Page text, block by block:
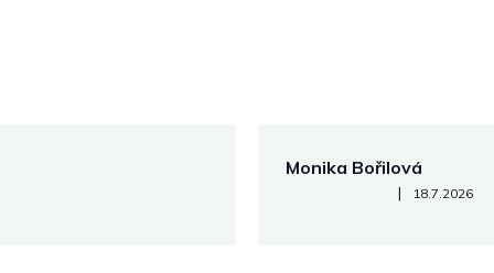
Monika Bořilová
Hodnocení obchodu je 5 z
| 18.7.2026